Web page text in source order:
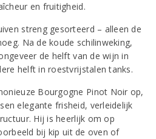
en fruitigheid.
streng gesorteerd – alleen de
Na de koude schilinweking,
de helft van de wijn in
helft in roestvrijstalen tanks.
Bourgogne Pinot Noir op,
elegante frisheid, verleidelijk
Hij is heerlijk om op
bij kip uit de oven of